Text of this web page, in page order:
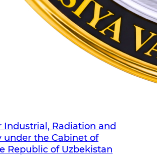
Radiation and
under the Cabinet of
Republic of Uzbekistan